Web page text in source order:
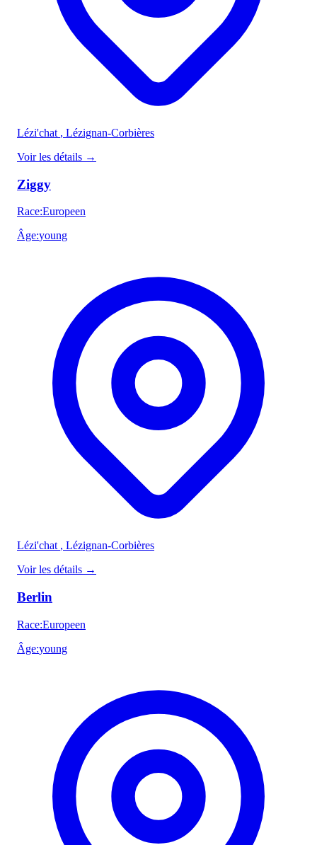
Lézi'chat , Lézignan-Corbières
Voir les détails →
Ziggy
Race:Europeen
Âge:young
Lézi'chat , Lézignan-Corbières
Voir les détails →
Berlin
Race:Europeen
Âge:young